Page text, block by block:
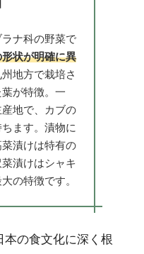
ナ科の野菜で
状が明確に異
地方で栽培さ
が特徴。一
地で、カブの
ます。漬物に
漬けは特有の
漬けはシャキ
の特徴です。
の食文化に深く根